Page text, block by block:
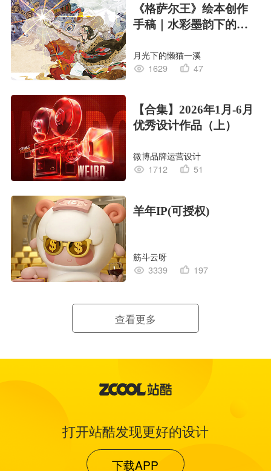
《格萨尔王》绘本创作
手稿｜水彩墨韵下的史
月光下的懒猫一溪
1629
47
【合集】2026年1月-6月
优秀设计作品（上）
微博品牌运营设计
1712
51
羊年IP(可授权)
筋斗云呀
3339
197
查看更多
打开站酷发现更好的设计
下载APP